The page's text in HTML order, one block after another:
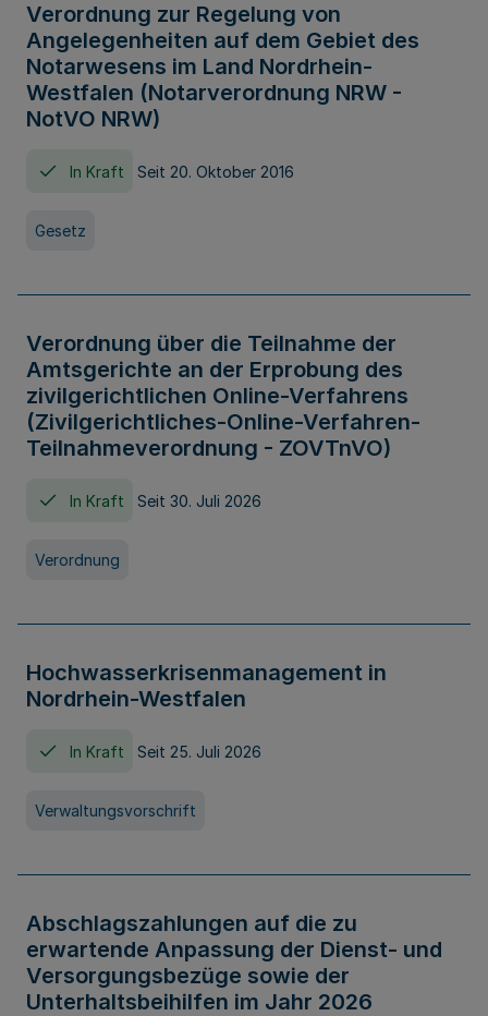
Verordnung zur Regelung von
Angelegenheiten auf dem Gebiet des
Notarwesens im Land Nordrhein-
Westfalen (Notarverordnung NRW -
NotVO NRW)
In Kraft Seit 20. Oktober 2016
Gesetz
Verordnung über die Teilnahme der
Amtsgerichte an der Erprobung des
zivilgerichtlichen Online-Verfahrens
(Zivilgerichtliches-Online-Verfahren-
Teilnahmeverordnung - ZOVTnVO)
In Kraft Seit 30. Juli 2026
Verordnung
Hochwasserkrisenmanagement in
Nordrhein-Westfalen
In Kraft Seit 25. Juli 2026
Verwaltungsvorschrift
Abschlagszahlungen auf die zu
erwartende Anpassung der Dienst- und
Versorgungsbezüge sowie der
Unterhaltsbeihilfen im Jahr 2026